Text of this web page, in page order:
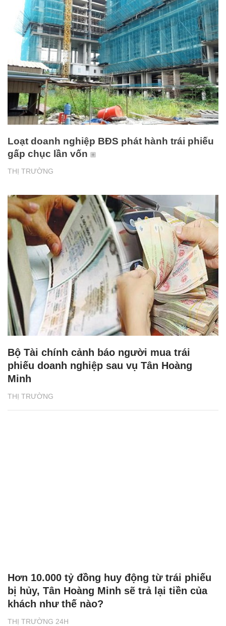
THỊ TRƯỜNG
Loạt doanh nghiệp BĐS phát hành trái phiếu
gấp chục lần vốn
THỊ TRƯỜNG
Bộ Tài chính cảnh báo người mua trái
phiếu doanh nghiệp sau vụ Tân Hoàng
Minh
THỊ TRƯỜNG 24H
Hơn 10.000 tỷ đồng huy động từ trái phiếu
bị hủy, Tân Hoàng Minh sẽ trả lại tiền của
khách như thế nào?